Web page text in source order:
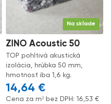
Na sklade
ZINO Acoustic 50
TOP pohltivá akustická
izolácia, hrúbka 50 mm,
hmotnosť iba 1,6 kg.
14,64 €
Cena za m² bez DPH:16,53€